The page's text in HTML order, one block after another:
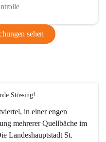
sehen
Stössing!
in einer engen
mehrerer Quellbäche im
Landeshauptstadt St.